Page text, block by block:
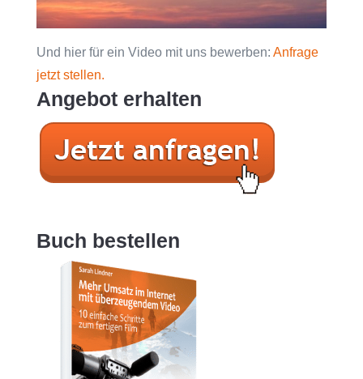
Und hier für ein Video mit uns bewerben: Anfrage
jetzt stellen.
Angebot erhalten
Buch bestellen